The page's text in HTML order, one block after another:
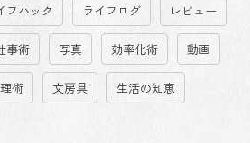
フハック ライフログ レビュー
事術 写真 効率化術 動画
術 文房具 生活の知恵